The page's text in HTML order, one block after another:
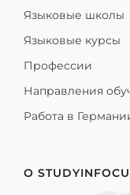
Языковые школы
Языковые курсы
Профессии
Направления
Работа в
О